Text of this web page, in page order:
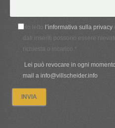
Ho letto l’informativa sulla privacy
dati inseriti possono essere
richiesta o incarico.*
Lei può revocare in ogni
mail a info@villscheider.info